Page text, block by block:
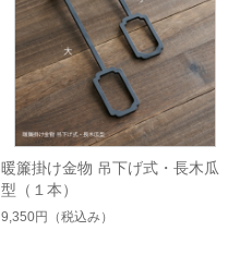
暖簾掛け金物 吊下げ式・長木瓜
型（１本）
9,350円 （税込み）